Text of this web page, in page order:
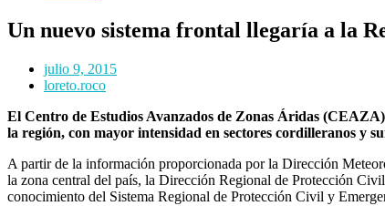
Un nuevo sistema frontal llegaría a la
julio 9, 2015
loreto.roco
El Centro de Estudios Avanzados de Zonas Áridas
la región, con mayor intensidad en sectores cordilleranos y
A partir de la información proporcionada por la Dirección
la zona central del país, la Dirección Regional de Protección
conocimiento del Sistema Regional de Protección Civil y